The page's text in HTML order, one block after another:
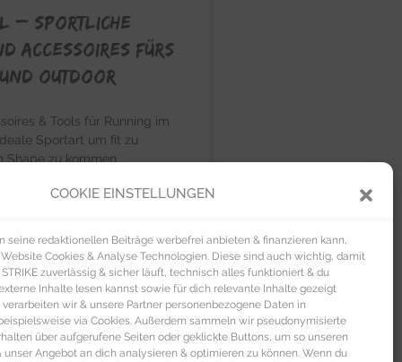
COOKIE EINSTELLUNGEN
seine redaktionellen Beiträge werbefrei anbieten & finanzieren kann,
Cookies & Analyse Technologien. Diese sind auch wichtig, damit
zuverlässig & sicher läuft, technisch alles funktioniert & du
Inhalte lesen kannst sowie für dich relevante Inhalte gezeigt
wir & unsere Partner personenbezogene Daten in
via Cookies. Außerdem sammeln wir pseudonymisierte
über aufgerufene Seiten oder geklickte Buttons, um so unseren
unser Angebot an dich analysieren & optimieren zu können. Wenn du
– Sportliche
Accessoires fürs
Outdoor
& Tools für Running im
Sportart um fit zu
Shape zu kommen
»
FASHION